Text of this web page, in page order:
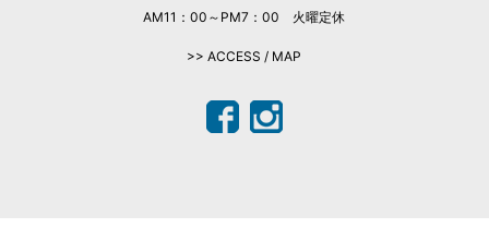
AM11：00～PM7：00 火曜定休
>> ACCESS / MAP